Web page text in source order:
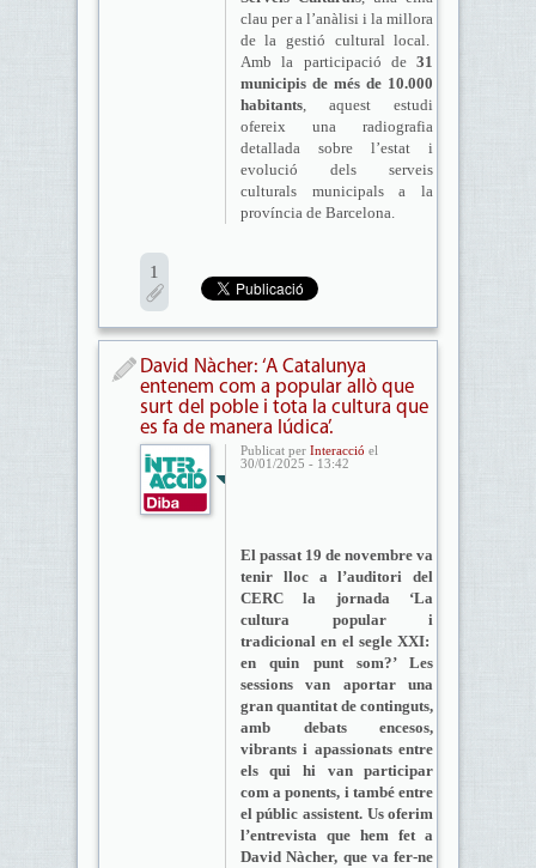
clau per a l’anàlisi i la millora
de la gestió cultural local.
Amb la participació de31
municipis de més de 10.000
habitants, aquest estudi
ofereix una radiografia
detallada sobre l’estat i
evolució dels serveis
culturals municipals a la
província de Barcelona.
1
David Nàcher: ‘A Catalunya
entenem com a popular allò que
surt del poble i tota la cultura que
es fa de manera lúdica’.
Publicat per Interacció el
30/01/2025 - 13:42
El passat 19 de novembre va
tenir lloc a l’auditori del
CERC la jornada ‘La
cultura popular i
tradicional en el segle XXI:
en quin punt som?’ Les
sessions van aportar una
gran quantitat de continguts,
amb debats encesos,
vibrants i apassionats entre
els qui hi van participar
com a ponents, i també entre
el públic assistent. Us oferim
l’entrevista que hem fet a
David Nàcher, que va fer-ne